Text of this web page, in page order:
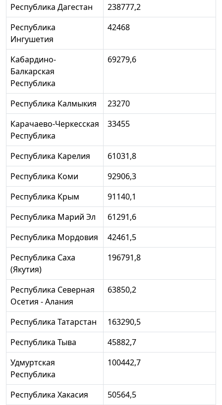
Республика Дагестан
238777,2
Республика
Ингушетия
42468
Кабардино-
Балкарская
Республика
69279,6
Республика Калмыкия
23270
Карачаево-Черкесская
Республика
33455
Республика Карелия
61031,8
Республика Коми
92906,3
Республика Крым
91140,1
Республика Марий Эл
61291,6
Республика Мордовия
42461,5
Республика Саха
(Якутия)
196791,8
Республика Северная
Осетия - Алания
63850,2
Республика Татарстан
163290,5
Республика Тыва
45882,7
Удмуртская
Республика
100442,7
Республика Хакасия
50564,5